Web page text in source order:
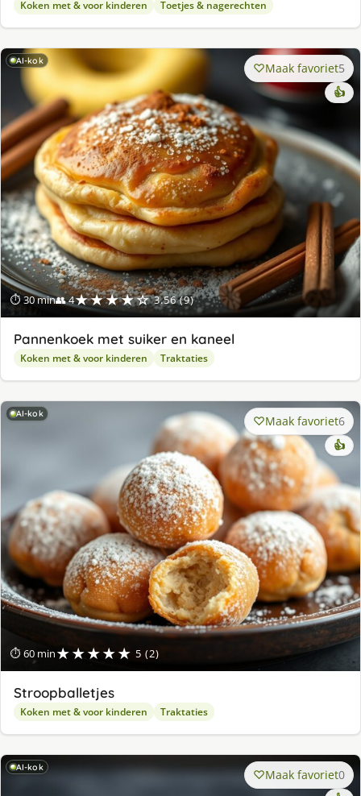
Koken met & voor kinderen Toetjes & nagerechten
AI-kok
⏱ 30 min👥 4★★★★☆ 3.56 (9)
Maak favoriet5
👍
Pannenkoek met suiker en kaneel
Koken met & voor kinderen Traktaties
AI-kok
⏱ 60 min★★★★★ 5 (2)
Maak favoriet6
👍
Stroopballetjes
Koken met & voor kinderen Traktaties
AI-kok Maak favoriet0